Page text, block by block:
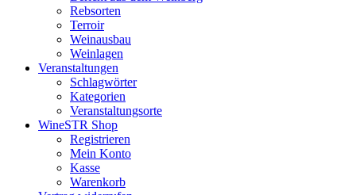
Rebsorten
Terroir
Weinausbau
Weinlagen
Veranstaltungen
Schlagwörter
Kategorien
Veranstaltungsorte
WineSTR Shop
Registrieren
Mein Konto
Kasse
Warenkorb